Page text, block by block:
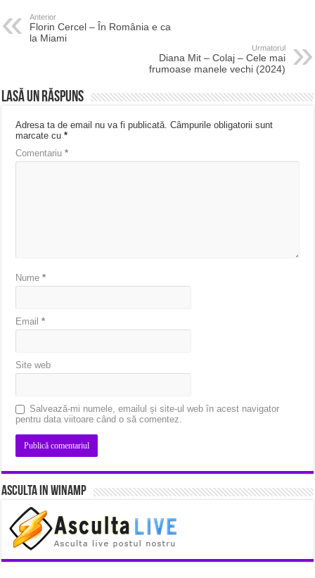
Anterior
Florin Cercel – În România e ca
la Miami
Urmatorul
Diana Mit – Colaj – Cele mai
frumoase manele vechi (2024)
Lasă un răspuns
Adresa ta de email nu va fi publicată. Câmpurile obligatorii sunt
marcate cu*
Comentariu*
Nume*
Email*
Site web
Salvează-mi numele, emailul și site-ul web în acest navigator
pentru data viitoare când o să comentez.
Asculta in Winamp